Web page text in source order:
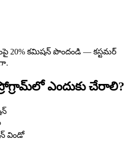
20% కమిషన్ పొందండి — కస్టమర్
ఎందుకు చేరాలి?
విండో